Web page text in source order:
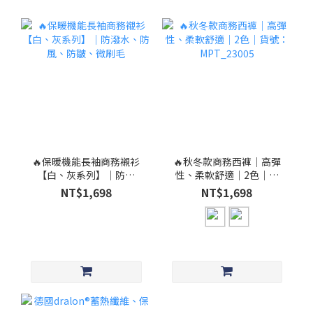
🔥保暖機能長袖商務襯衫
【白、灰系列】│防潑
水、防風、防皺、微刷毛
NT$1,698
🔥秋冬款商務西褲│高彈
性、柔軟舒適｜2色｜貨
號：MPT_23005
NT$1,698